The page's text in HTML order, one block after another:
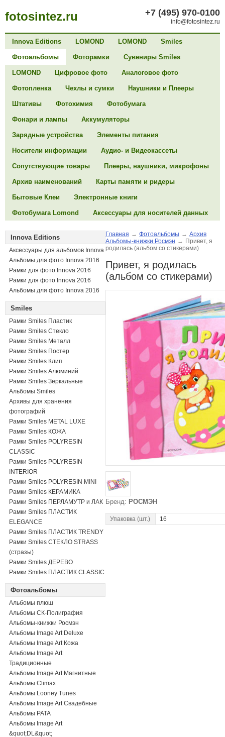
fotosintez.ru +7 (495) 970-0100
info@fotosintez.ru
Innova Editions LOMOND LOMOND Smiles
Фотоальбомы Фоторамки Сувениры Smiles
LOMOND Цифровое фото Аналоговое фото
Фотопленка Чехлы и сумки Наушники и Плееры
Штативы Фотохимия Фотобумага
Фонари и лампы Аккумуляторы
Зарядные устройства Элементы питания
Носители информации Аудио- и Видеокассеты
Сопутствующие товары Плееры, наушники, микрофоны
Архив наименований Карты памяти и ридеры
Бытовые Клеи Электронные книги
Фотобумага Lomond Аксессуары для носителей данных
Innova Editions
Аксессуары для альбомов Innova
Альбомы для фото Innova 2016
Рамки для фото Innova 2016
Рамки для фото Innova 2016
Альбомы для фото Innova 2016
Smiles
Рамки Smiles Пластик
Рамки Smiles Стекло
Рамки Smiles Металл
Рамки Smiles Постер
Рамки Smiles Клип
Рамки Smiles Алюминий
Рамки Smiles Зеркальные
Альбомы Smiles
Архивы для хранения
фотографий
Рамки Smiles METAL LUXE
Рамки Smiles КОЖА
Рамки Smiles POLYRESIN
CLASSIC
Рамки Smiles POLYRESIN
INTERIOR
Рамки Smiles POLYRESIN MINI
Рамки Smiles КЕРАМИКА
Рамки Smiles ПЕРЛАМУТР и ЛАК
Рамки Smiles ПЛАСТИК
ELEGANCE
Рамки Smiles ПЛАСТИК TRENDY
Рамки Smiles СТЕКЛО STRASS
(стразы)
Рамки Smiles ДЕРЕВО
Рамки Smiles ПЛАСТИК CLASSIC
Фотоальбомы
Альбомы плюш
Альбомы СК-Полиграфия
Альбомы-книжки Росмэн
Альбомы Image Art Deluxe
Альбомы Image Art Кожа
Альбомы Image Art
Традиционные
Альбомы Image Art Магнитные
Альбомы Climax
Альбомы Looney Tunes
Альбомы Image Art Свадебные
Альбомы PATA
Альбомы Image Art
&quot;DL&quot;
Главная → Фотоальбомы → Архив
Альбомы-книжки Росмэн → Привет, я
родилась (альбом со стикерами)
Привет, я родилась
(альбом со стикерами)
Бренд: РОСМЭН
Упаковка (шт.) 16